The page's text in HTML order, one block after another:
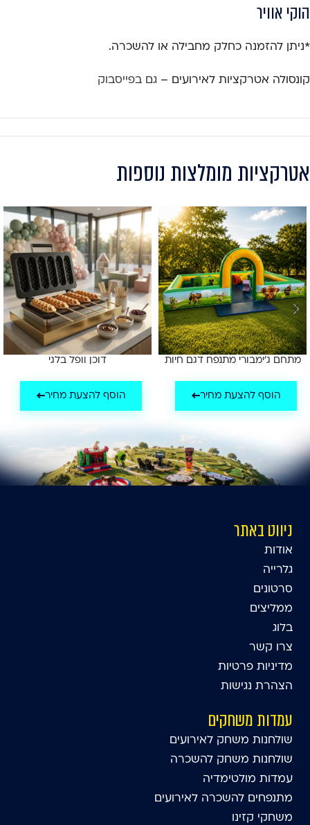
הוקי אוויר
*ניתן להזמנה כחלק מחבילה או להשכרה.
קונסולה אטרקציות לאירועים – גם בפייסבוק
אטרקציות מומלצות נוספות
מתחם ג'ימבורי מתנפח דגם חיות
הוסף להצעת מחיר
דוכן וופל בלגי
הוסף להצעת מחיר
ניווט באתר
אודות
גלרייה
סרטונים
ממליצים
בלוג
צרו קשר
מדיניות פרטיות
הצהרת נגישות
עמדות משחקים
שולחנות משחק לאירועים
שולחנות משחק להשכרה
עמדות מולטימדיה
מתנפחים להשכרה לאירועים
משחקי קזינו